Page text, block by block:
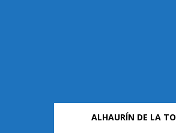
ALHAURÍN DE LA